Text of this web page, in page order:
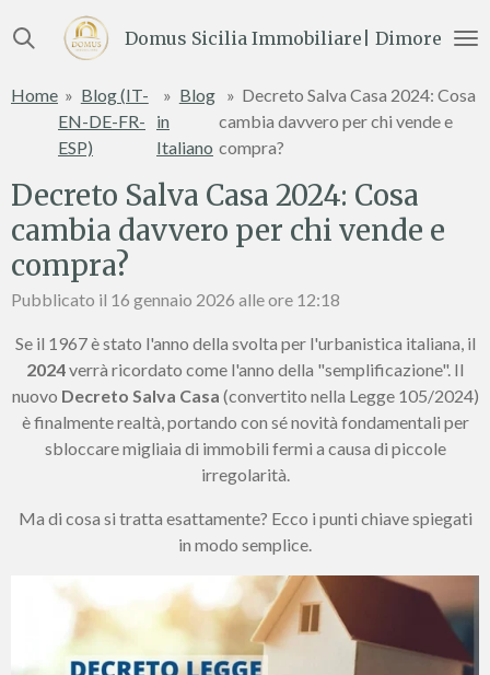
al
principale
Domus Sicilia Immobiliare| Dimore e
Home » Blog (IT-
EN-DE-FR-
ESP)
» Blog
in
Italiano
» Decreto Salva Casa 2024: Cosa
cambia davvero per chi vende e
compra?
Decreto Salva Casa 2024: Cosa
cambia davvero per chi vende e
compra?
Pubblicato il 16 gennaio 2026 alle ore 12:18
Se il 1967 è stato l'anno della svolta per l'urbanistica italiana, il
2024verrà ricordato come l'anno della "semplificazione". Il
nuovo Decreto Salva Casa (convertito nella Legge 105/2024)
è finalmente realtà, portando con sé novità fondamentali per
sbloccare migliaia di immobili fermi a causa di piccole
irregolarità.
Ma di cosa si tratta esattamente? Ecco i punti chiave spiegati
in modo semplice.